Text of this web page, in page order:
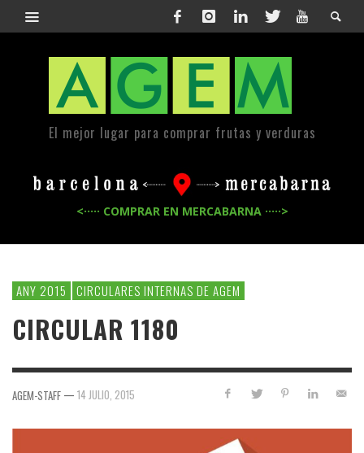
El mejor lugar para comprar frutas y verduras
<····· COMPRAR EN MERCABARNA ·····>
ANY 2015 CIRCULARES INTERNAS DE AGEM
CIRCULAR 1180
AGEM-STAFF — 14 JULIO, 2015